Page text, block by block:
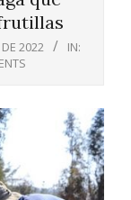
2022
IN: